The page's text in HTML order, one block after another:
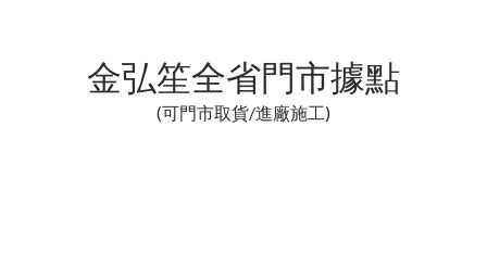
金弘笙全省門市據點
(可門市取貨/進廠施工)